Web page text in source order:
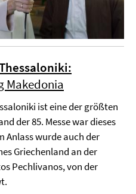
Makedonia
ist eine der größten
der 85. Messe war dieses
Anlass wurde auch der
Griechenland an der
Pechlivanos, von der